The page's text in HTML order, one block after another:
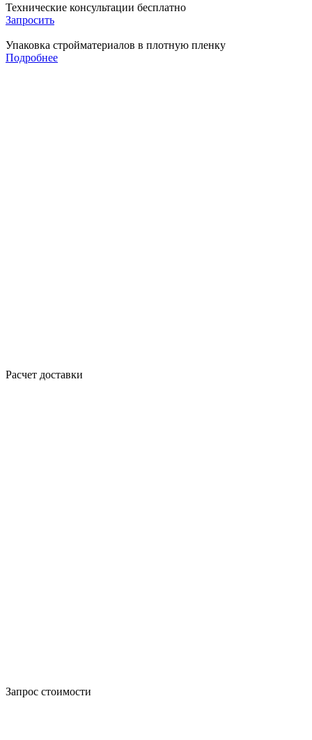
Технические консультации бесплатно
Запросить
Упаковка стройматериалов в плотную пленку
Подробнее
Расчет доставки
Запрос стоимости